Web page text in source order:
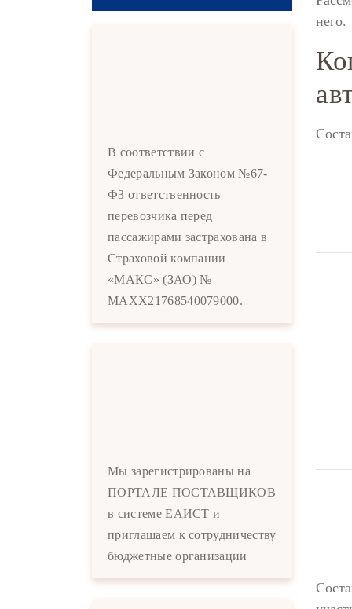
В соответствии с
Федеральным Законом №67-
ФЗ ответственность
перевозчика перед
пассажирами застрахована в
Страховой компании
«МАКС» (ЗАО) №
MAXX21768540079000.
Мы зарегистрированы на
ПОРТАЛЕ ПОСТАВЩИКОВ
в системе ЕАИСТ и
приглашаем к сотрудничеству
бюджетные организации
него.